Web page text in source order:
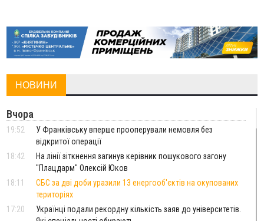
НОВИНИ
Вчора
19:52
У Франківську вперше прооперували немовля без
відкритої операції
18:42
На лінії зіткнення загинув керівник пошукового загону
"Плацдарм" Олексій Юков
18:11
СБС за дві доби уразили 13 енергооб'єктів на окупованих
територіях
17:20
Українці подали рекордну кількість заяв до університетів.